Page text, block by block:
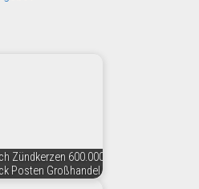
Zündkerzen 600.000
Posten Großhandel